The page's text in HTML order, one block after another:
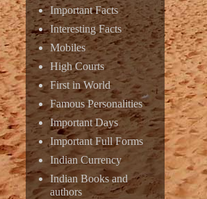
Important Facts
Interesting Facts
Mobiles
High Courts
First in World
Famous Personalities
Important Days
Important Full Forms
Indian Currency
Indian Books and
authors